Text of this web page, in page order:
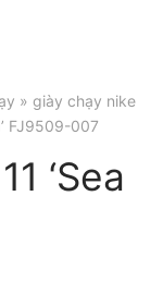
» giày chạy nike
FJ9509-007
‘Sea